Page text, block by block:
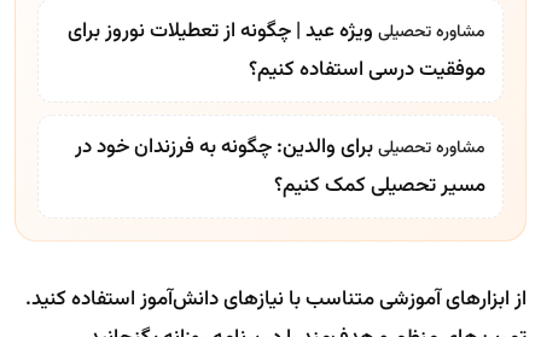
مشاوره تحصیلی ویژه عید | چگونه از تعطیلات نوروز برای
موفقیت درسی استفاده کنیم؟
مشاوره تحصیلیبرای والدین: چگونه به فرزندان خود در
مسیر تحصیلی کمک کنیم؟
از ابزارهای آموزشی متناسب با نیازهای دانش‌آموز استفاده کنید.